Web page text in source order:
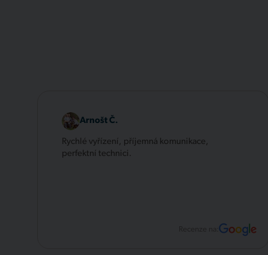
Arnošt Č.
Rychlé vyřízení, příjemná komunikace,
perfektní technici.